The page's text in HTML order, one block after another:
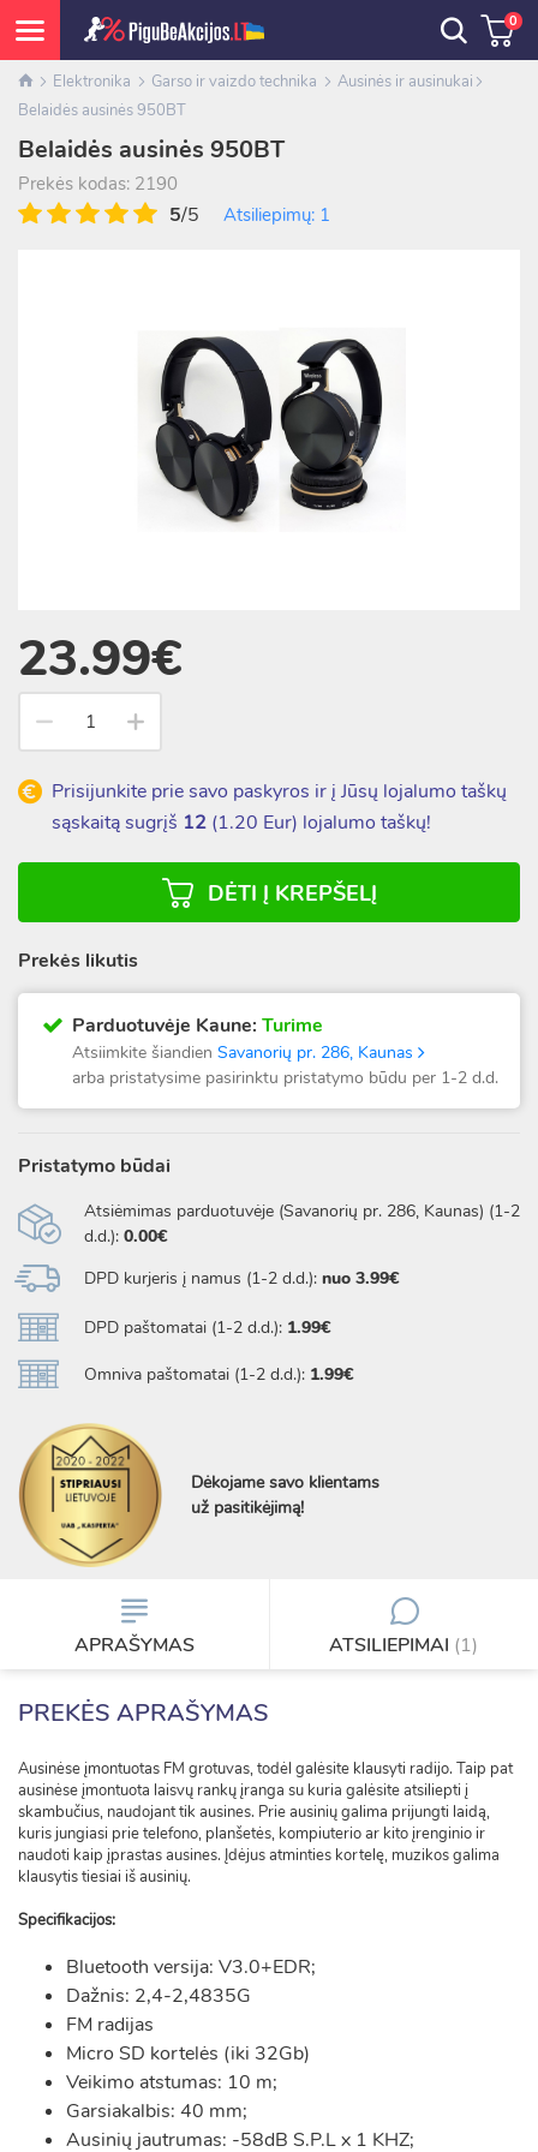
0
Elektronika Garso ir vaizdo technika
Ausinės ir ausinukai
Belaidės ausinės 950BT
Belaidės ausinės 950BT
Prekės kodas: 2190
5/5 Atsiliepimų: 1
23.99€
Prisijunkite prie savo paskyros ir į Jūsų lojalumo taškų
sąskaitą sugrįš 12 (1.20 Eur) lojalumo taškų!
DĖTI Į KREPŠELĮ
Prekės likutis
Parduotuvėje Kaune: Turime
Atsiimkite šiandien Savanorių pr. 286, Kaunas
arba pristatysime pasirinktu pristatymo būdu per 1-2 d.d.
Pristatymo būdai
Atsiėmimas parduotuvėje (Savanorių pr. 286, Kaunas) (1-2
d.d.): 0.00€
DPD kurjeris į namus (1-2 d.d.): nuo 3.99€
DPD paštomatai (1-2 d.d.): 1.99€
Omniva paštomatai (1-2 d.d.): 1.99€
Dėkojame savo klientams
už pasitikėjimą!
APRAŠYMAS ATSILIEPIMAI (1)
PREKĖS APRAŠYMAS
Ausinėse įmontuotas FM grotuvas, todėl galėsite klausyti radijo. Taip pat
ausinėse įmontuota laisvų rankų įranga su kuria galėsite atsiliepti į
skambučius, naudojant tik ausines. Prie ausinių galima prijungti laidą,
kuris jungiasi prie telefono, planšetės, kompiuterio ar kito įrenginio ir
naudoti kaip įprastas ausines. Įdėjus atminties kortelę, muzikos galima
klausytis tiesiai iš ausinių.
Specifikacijos:
Bluetooth versija: V3.0+EDR;
Dažnis: 2,4-2,4835G
FM radijas
Micro SD kortelės (iki 32Gb)
Veikimo atstumas: 10 m;
Garsiakalbis: 40 mm;
Ausinių jautrumas: -58dB S.P.L x 1 KHZ;